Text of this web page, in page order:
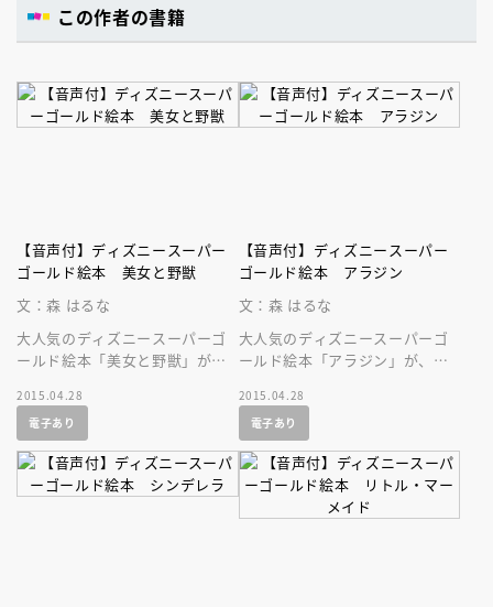
この作者の書籍
【音声付】ディズニースーパー
ゴールド絵本 美女と野獣
文：森 はるな
大人気のディズニースーパーゴ
ールド絵本「美女と野獣」が、
場です！
2015.04.28
電子あり
【音声付】ディズニースーパー
ゴールド絵本 アラジン
文：森 はるな
大人気のディズニースーパーゴ
ールド絵本「アラジン」が、美
です！ ディズニーの名作を持
ち歩こう！
2015.04.28
電子あり